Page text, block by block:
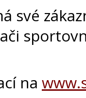
své
na